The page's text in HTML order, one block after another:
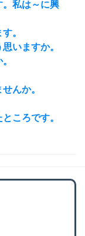
私は～に興
。
いますか。
んか。
ころです。